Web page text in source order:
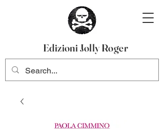
Edizioni Jolly Roger